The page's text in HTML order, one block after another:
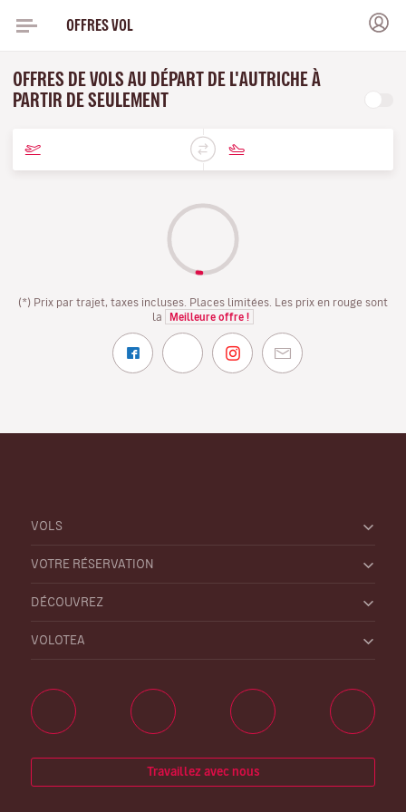
OFFRES VOL
OFFRES DE VOLS AU DÉPART DE L'AUTRICHE À
PARTIR DE SEULEMENT
(*) Prix par trajet, taxes incluses. Places limitées. Les prix en rouge sont
la
Meilleure offre !
VOLS
VOTRE RÉSERVATION
DÉCOUVREZ
VOLOTEA
Travaillez avec nous